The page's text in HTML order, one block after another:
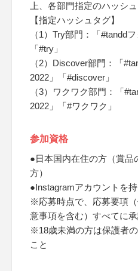
上、各部門指定のハッシ
【指定ハッシュタグ】
（1）Try部門：「#tandd
「#try」
（2）Discover部門：「
2022」「#discover」
（3）ワクワク部門：「
2022」「#ワクワク」
参加資格
●日本国内在住の方（賞品
方）
●Instagramアカウントを
※応募時点で、応募要項
意事項を含む）すべてに
※18歳未満の方は保護者
こと